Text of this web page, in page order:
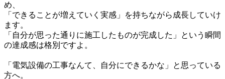
め、
「できることが増えていく実感」を持ちながら成長していけ
ます。
「自分が思った通りに施工したものが完成した」という瞬間
の達成感は格別ですよ。
「電気設備の工事なんて、自分にできるかな」と思っている
方へ。